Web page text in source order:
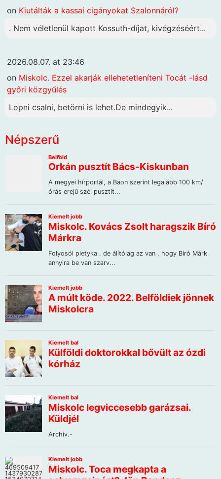
on Kiutálták a kassai cigányokat Szalonnáról?
. Nem véletlenül kapott Kossuth-díjat, kivégzéséért...
2026.08.07. at 23:46
on Miskolc. Ezzel akarják ellehetetleníteni Tocát -lásd
győri közgyűlés
Lopni csalni, betörni is lehet.De mindegyik...
Népszerű